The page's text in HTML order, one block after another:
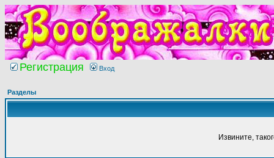
Регистрация Вход
Разделы
Извините,